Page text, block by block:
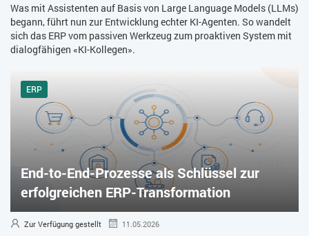
Was mit Assistenten auf Basis von Large Language Models (LLMs)
begann, führt nun zur Entwicklung echter KI-Agenten. So wandelt
sich das ERP vom passiven Werkzeug zum proaktiven System mit
dialogfähigen «KI-Kollegen».
ERP
End-to-End-Prozesse als Schlüssel zur
erfolgreichen ERP-Transformation
Zur Verfügung gestellt 11.05.2026